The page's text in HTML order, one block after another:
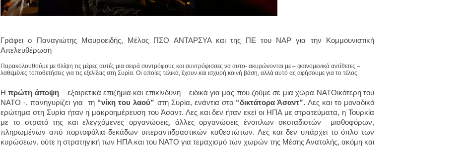
Γράφει ο Παναγιώτης Μαυροειδής, Μέλος ΠΣΟ ΑΝΤΑΡΣΥΑ και της ΠΕ του ΝΑΡ για την Κομμουνιστική
Απελευθέρωση
Παρακολουθούμε με θλίψη τις μέρες αυτές μια σειρά συντρόφους και συντρόφισσες να αυτο- ακυρώνονται με – φαινομενικά αντίθετες –
λαθεμένες τοποθετήσεις για τις εξελίξεις στη Συρία. Οι οποίες τελικά, έχουν και ισχυρή κοινή βάση, αλλά αυτό ας αφήσουμε για το τέλος.
Ηπρώτη άποψη– εξαιρετικά επιζήμια και επικίνδυνη – ειδικά για μας που ζούμε σε μια χώρα ΝΑΤΟικότερη του
ΝΑΤΟ -, πανηγυρίζει για τη “νίκη του λαού” στη Συρία, ενάντια στο “δικτάτορα Άσαντ”. Λες και το μοναδικό
ερώτημα στη Συρία ήταν η μακροημέρευση του Άσαντ. Λες και δεν ήταν εκεί οι ΗΠΑ με στρατεύματα, η Τουρκία
με το στρατό της και ελεγχόμενες οργανώσεις, άλλες οργανώσεις ένοπλων σκοταδιστών μισθοφόρων,
πληρωμένων από πορτοφόλια δεκάδων υπεραντιδραστικών καθεστώτων. Λες και δεν υπάρχει το όπλο των
κυρώσεων, ούτε η στρατηγική των ΗΠΑ και του ΝΑΤΟ για τεμαχισμό των χωρών της Μέσης Ανατολής, ακόμη και